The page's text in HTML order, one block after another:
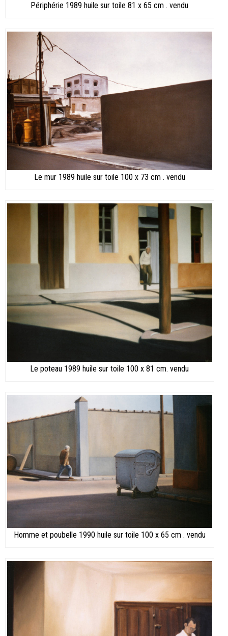
Périphérie 1989 huile sur toile 81 x 65 cm . vendu
Le mur 1989 huile sur toile 100 x 73 cm . vendu
Le poteau 1989 huile sur toile 100 x 81 cm. vendu
Homme et poubelle 1990 huile sur toile 100 x 65 cm . vendu